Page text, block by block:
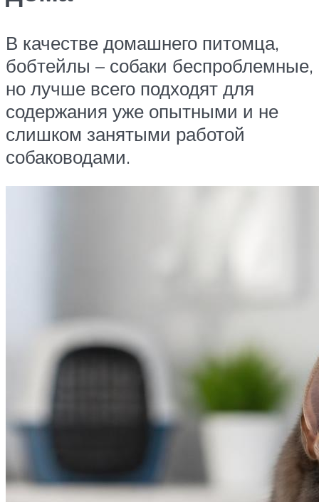
В качестве домашнего питомца,
бобтейлы – собаки беспроблемные,
но лучше всего подходят для
содержания уже опытными и не
слишком занятыми работой
собаководами.